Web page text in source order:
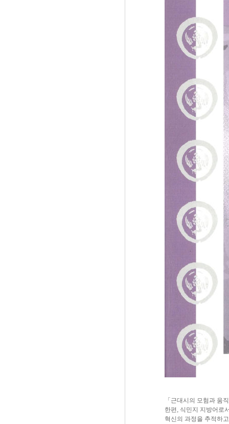
「근대시의 모험과 움
한편, 식민지 지방어로
혁신의 과정을 추적하